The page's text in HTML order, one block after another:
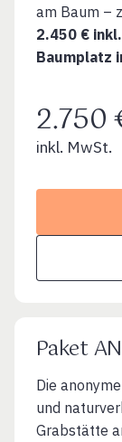
am Baum –
2.450 €
Baumplatz
2.750
inkl. MwSt.
Paket
Die
und
Grabstätte